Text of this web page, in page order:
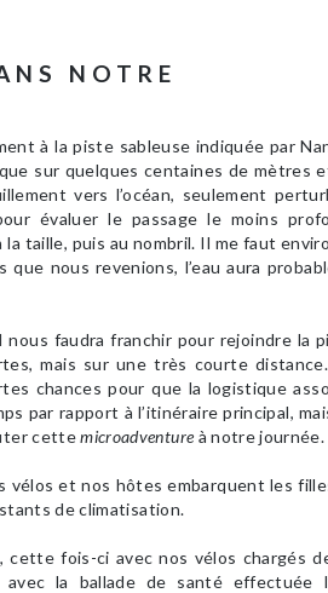
NOTRE
à la piste sableuse indiquée par
sur quelques centaines de mètres
vers l’océan, seulement
évaluer le passage le moins
la taille, puis au nombril. Il me faut
nous revenions, l’eau aura
faudra franchir pour rejoindre la
mais sur une très courte distance.
chances pour que la logistique
par rapport à l’itinéraire principal,
cettemicroadventure à notre journée.
vélos et nos hôtes embarquent les
de climatisation.
fois-ci avec nos vélos chargés
la ballade de santé effectuée